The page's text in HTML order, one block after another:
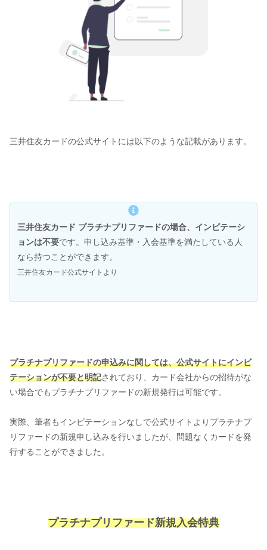
三井住友カードの公式サイトには以下のような記載があります。
三井住友カード プラチナプリファードの場合、インビテーシ
ョンは不要です。申し込み基準・入会基準を満たしている人
なら持つことができます。
三井住友カード公式サイトより
プラチナプリファードの申込みに関しては、公式サイトにインビ
テーションが不要と明記されており、カード会社からの招待がな
い場合でもプラチナプリファードの新規発行は可能です。
実際、筆者もインビテーションなしで公式サイトよりプラチナプ
リファードの新規申し込みを行いましたが、問題なくカードを発
行することができました。
プラチナプリファード新規入会特典